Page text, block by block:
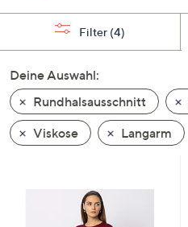
nach
und
nach
unten
oder
wischen
Sie
Filter (4)
Deine Auswahl:
Rundhalsausschnitt
Viskose
Langarm